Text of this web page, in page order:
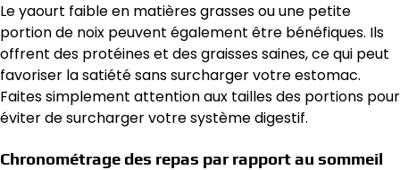
Le yaourt faible en matières grasses ou une petite
portion de noix peuvent également être bénéfiques. Ils
offrent des protéines et des graisses saines, ce qui peut
favoriser la satiété sans surcharger votre estomac.
Faites simplement attention aux tailles des portions pour
éviter de surcharger votre système digestif.
Chronométrage des repas par rapport au sommeil